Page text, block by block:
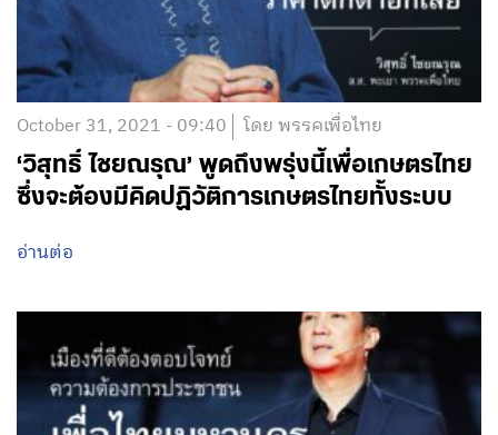
October 31, 2021 - 09:40 โดย พรรคเพื่อไทย
‘วิสุทธิ์ ไชยณรุณ’ พูดถึงพรุ่งนี้เพื่อเกษตรไทย
ซึ่งจะต้องมีคิดปฏิวัติการเกษตรไทยทั้งระบบ
อ่านต่อ